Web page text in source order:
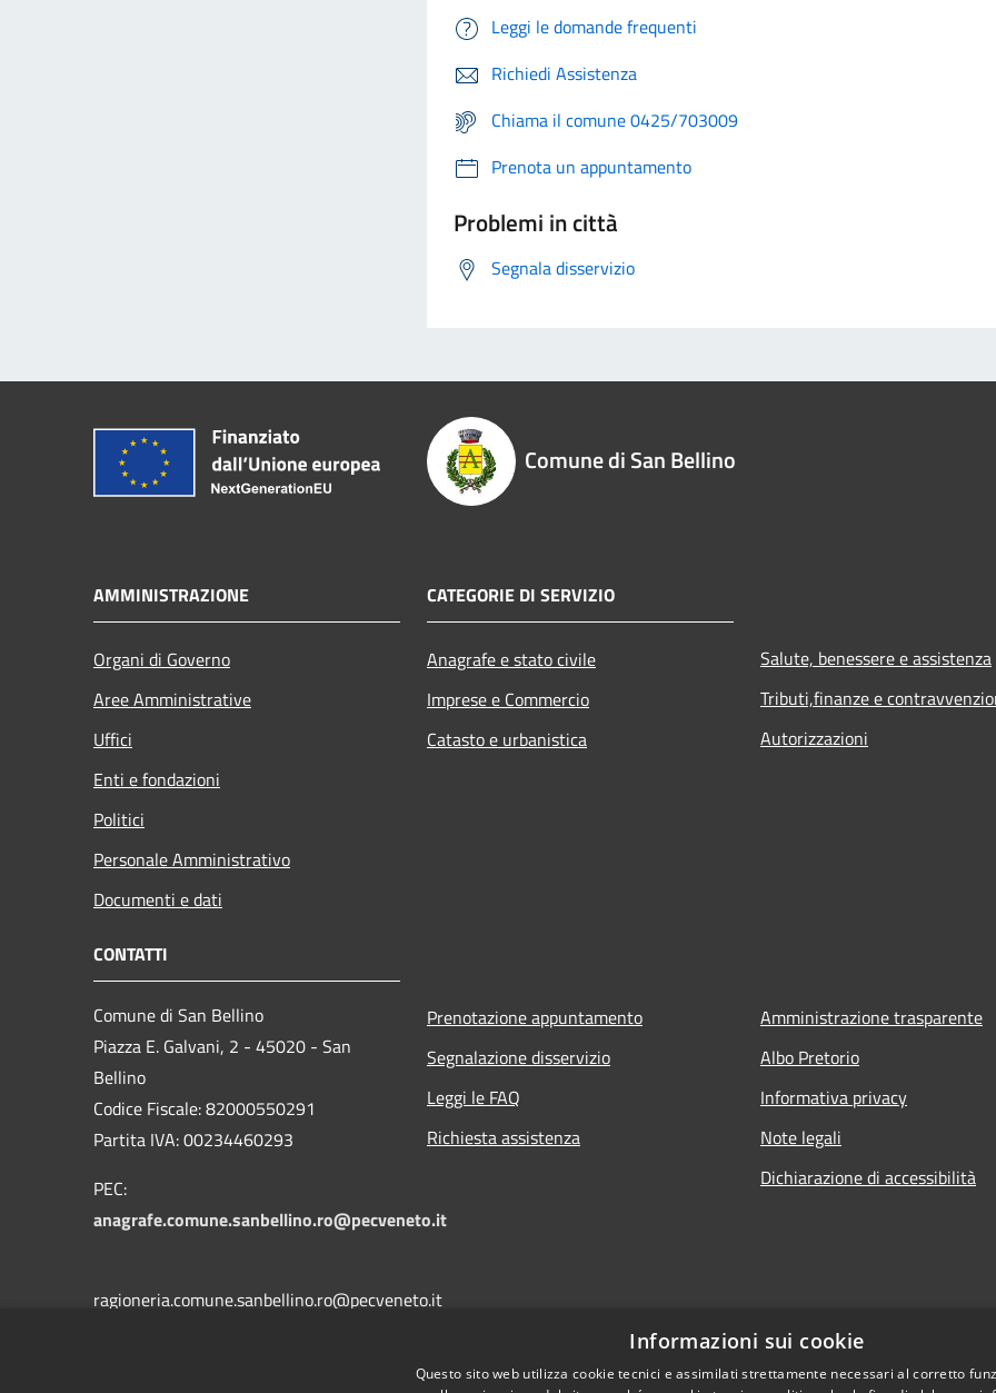
Leggi le domande frequenti
Richiedi Assistenza
Chiama il comune 0425/703009
Prenota un appuntamento
Problemi in città
Segnala disservizio
Comune di San Bellino
AMMINISTRAZIONE
Organi di Governo
Aree Amministrative
Uffici
Enti e fondazioni
Politici
Personale Amministrativo
Documenti e dati
CATEGORIE DI SERVIZIO
Anagrafe e stato civile
Imprese e Commercio
Catasto e urbanistica
Salute, benessere e assistenza
Tributi,finanze e
Autorizzazioni
CONTATTI
Comune di San Bellino
Piazza E. Galvani, 2 - 45020 - San
Bellino
Codice Fiscale: 82000550291
Partita IVA: 00234460293
PEC:
anagrafe.comune.sanbellino.ro@pecveneto.it
ragioneria.comune.sanbellino.ro@pecveneto.it
tecnico.comune.sanbellino.ro@pecveneto.it
Prenotazione appuntamento
Segnalazione disservizio
Leggi le FAQ
Richiesta assistenza
Amministrazione trasparente
Albo Pretorio
Informativa privacy
Note legali
Dichiarazione di accessibilità
Informazioni sui cookie
Questo sito web utilizza cookie tecnici e assimilati strettamente necessari al corretto